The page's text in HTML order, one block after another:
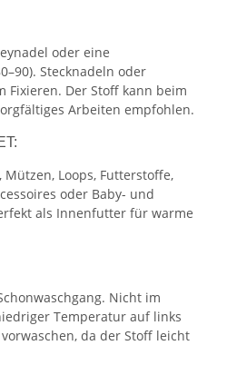
oder eine
Stecknadeln oder
Fixieren. Der Stoff kann beim
Arbeiten empfohlen.
Mützen, Loops, Futterstoffe,
oder Baby- und
als Innenfutter für warme
Nicht im
Temperatur auf links
da der Stoff leicht